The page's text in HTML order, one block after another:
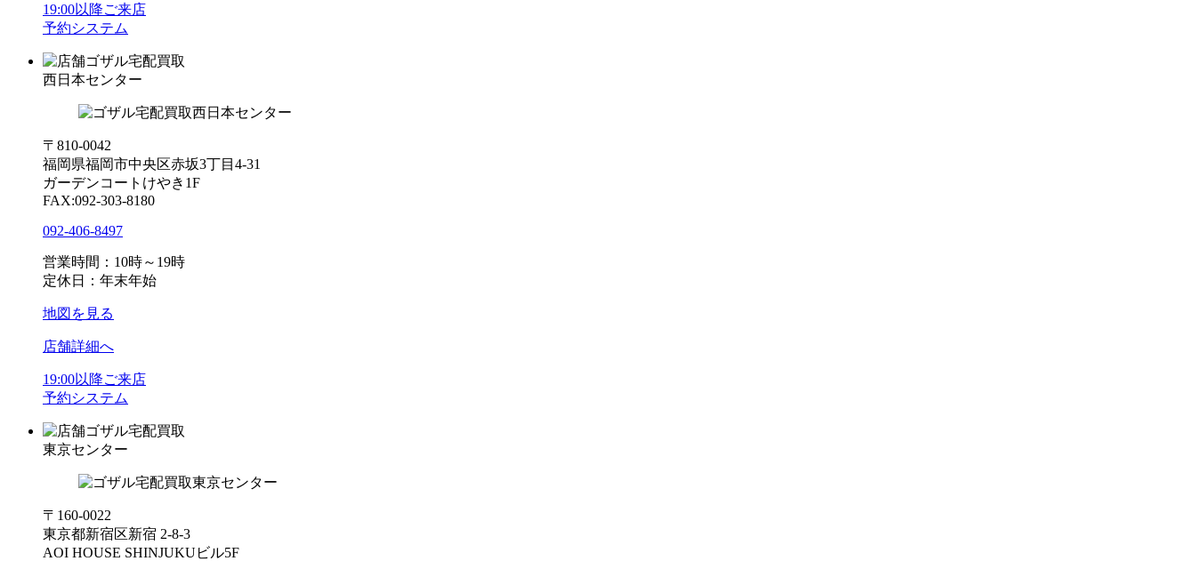
19:00以降ご来店
予約システム
ゴザル宅配買取
西日本センター
〒810-0042
福岡県福岡市中央区赤坂3丁目4-31
ガーデンコートけやき1F
FAX:092-303-8180
092-406-8497
営業時間：10時～19時
定休日：年末年始
地図を見る
店舗詳細へ
19:00以降ご来店
予約システム
ゴザル宅配買取
東京センター
〒160-0022
東京都新宿区新宿 2-8-3
AOI HOUSE SHINJUKUビル5F